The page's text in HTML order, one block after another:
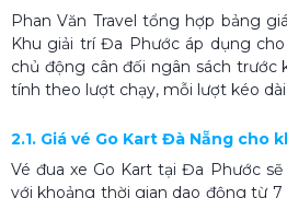
Phan Văn Travel tổng hợp bảng
Khu giải trí Đa Phước áp dụng
chủ động cân đối ngân sách trước
tính theo lượt chạy, mỗi lượt kéo
2.1. Giá vé Go Kart Đà Nẵng cho
Vé đua xe Go Kart tại Đa Phước
với khoảng thời gian dao động từ